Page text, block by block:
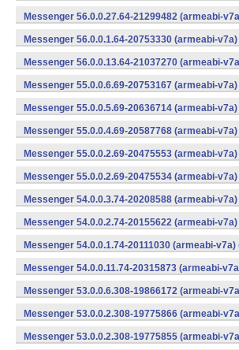
Messenger 56.0.0.27.64-21299482 (armeabi-
Messenger 56.0.0.1.64-20753330 (armeabi-
Messenger 56.0.0.13.64-21037270 (armeabi-
Messenger 55.0.0.6.69-20753167 (armeabi-
Messenger 55.0.0.5.69-20636714 (armeabi-
Messenger 55.0.0.4.69-20587768 (armeabi-
Messenger 55.0.0.2.69-20475553 (armeabi-
Messenger 55.0.0.2.69-20475534 (armeabi-
Messenger 54.0.0.3.74-20208588 (armeabi-
Messenger 54.0.0.2.74-20155622 (armeabi-
Messenger 54.0.0.1.74-20111030 (armeabi-
Messenger 54.0.0.11.74-20315873 (armeabi-
Messenger 53.0.0.6.308-19866172 (armeabi-
Messenger 53.0.0.2.308-19775866 (armeabi-
Messenger 53.0.0.2.308-19775855 (armeabi-